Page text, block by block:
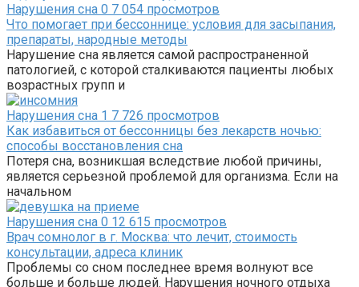
Нарушения сна 0 7 054 просмотров
Что помогает при бессоннице: условия для засыпания,
препараты, народные методы
Нарушение сна является самой распространенной
патологией, с которой сталкиваются пациенты любых
возрастных групп и
Нарушения сна 1 7 726 просмотров
Как избавиться от бессонницы без лекарств ночью:
способы восстановления сна
Потеря сна, возникшая вследствие любой причины,
является серьезной проблемой для организма. Если на
начальном
Нарушения сна 0 12 615 просмотров
Врач сомнолог в г. Москва: что лечит, стоимость
консультации, адреса клиник
Проблемы со сном последнее время волнуют все
больше и больше людей. Нарушения ночного отдыха